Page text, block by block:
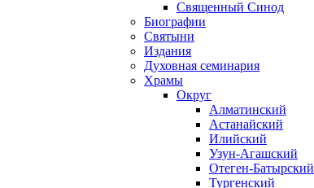
Священный Синод
Биографии
Святыни
Издания
Духовная семинария
Храмы
Округ
Алматинский
Астанайский
Илийский
Узун-Агашский
Отеген-Батырский
Тургенский